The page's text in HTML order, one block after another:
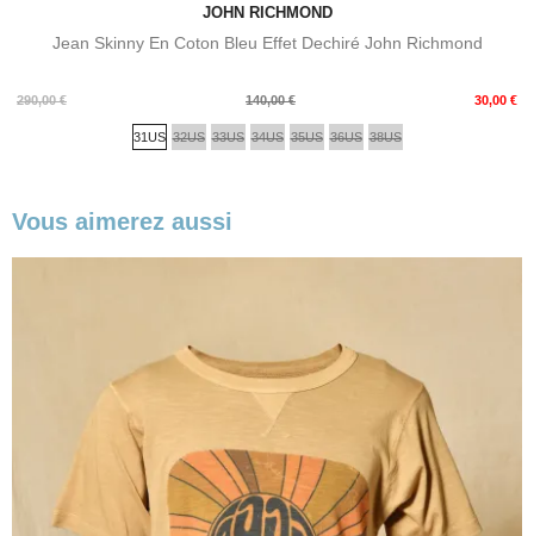
JOHN RICHMOND
Jean Skinny En Coton Bleu Effet Dechiré John Richmond
290,00 €
Prix
140,00 € 30,00 €
Prix
31US 32US 33US 34US 35US 36US 38US
Vous aimerez aussi